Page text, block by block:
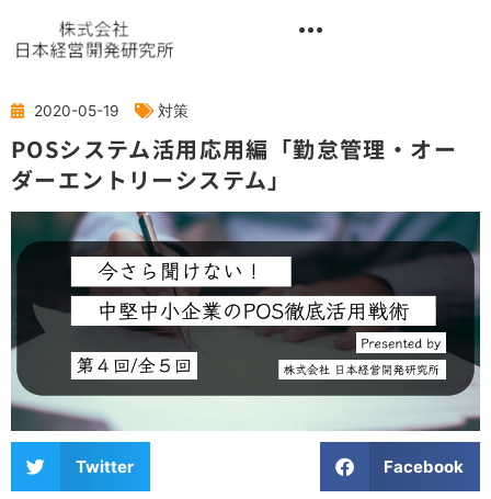
キ
プ
2020-05-19 対策
POSシステム活用応用編「勤怠管理・オー
ダーエントリーシステム」
Twitter Facebook